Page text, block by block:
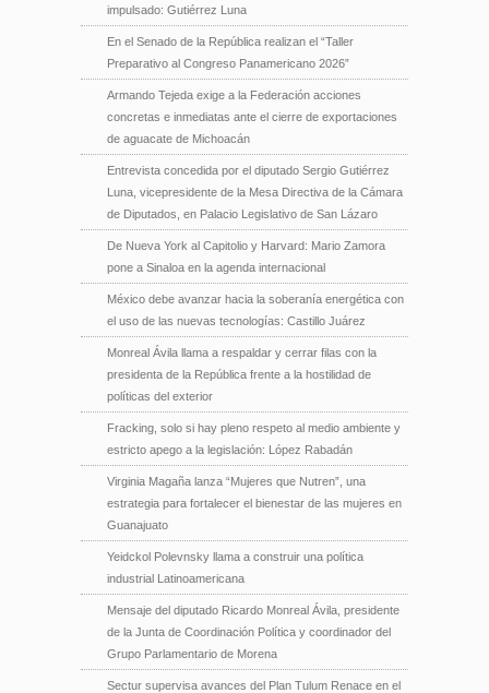
impulsado: Gutiérrez Luna
En el Senado de la República realizan el “Taller
Preparativo al Congreso Panamericano 2026”
Armando Tejeda exige a la Federación acciones
concretas e inmediatas ante el cierre de exportaciones
de aguacate de Michoacán
Entrevista concedida por el diputado Sergio Gutiérrez
Luna, vicepresidente de la Mesa Directiva de la Cámara
de Diputados, en Palacio Legislativo de San Lázaro
De Nueva York al Capitolio y Harvard: Mario Zamora
pone a Sinaloa en la agenda internacional
México debe avanzar hacia la soberanía energética con
el uso de las nuevas tecnologías: Castillo Juárez
Monreal Ávila llama a respaldar y cerrar filas con la
presidenta de la República frente a la hostilidad de
políticas del exterior
Fracking, solo si hay pleno respeto al medio ambiente y
estricto apego a la legislación: López Rabadán
Virginia Magaña lanza “Mujeres que Nutren”, una
estrategia para fortalecer el bienestar de las mujeres en
Guanajuato
Yeidckol Polevnsky llama a construir una política
industrial Latinoamericana
Mensaje del diputado Ricardo Monreal Ávila, presidente
de la Junta de Coordinación Política y coordinador del
Grupo Parlamentario de Morena
Sectur supervisa avances del Plan Tulum Renace en el